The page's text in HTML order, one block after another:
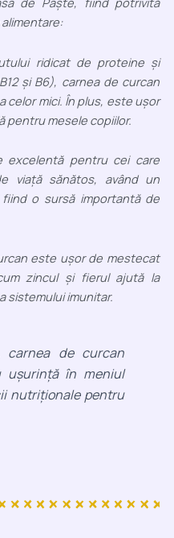
ridicat de proteine și
și B6), carnea de curcan
celor mici. În plus, este ușor
pentru mesele copiilor.
pentru cei care
viață sănătos, având un
o sursă importantă de
este ușor de mestecat
zincul și fierul ajută la
sistemului imunitar.
carnea de curcan
ușurință în meniul
nutriționale pentru